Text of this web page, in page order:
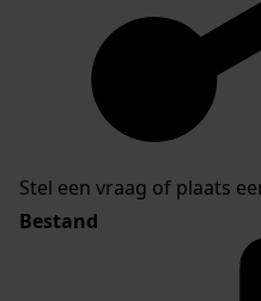
Stel een vraag of plaats
Bestand